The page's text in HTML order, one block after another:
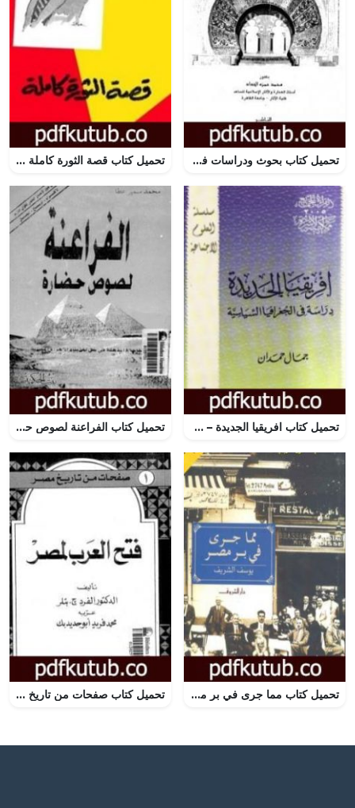
تحميل كتاب بحوث ودراسات في العمارة الإسلامية PDF تأليف محمد حمزة إسماعيل الحداد مجانا [كامل] تحميل كتاب قصة الثورة كاملة PDF تأليف محمد أنور السادات مجانا [كامل]
تحميل كتاب افريقيا الجديدة – دراسة فى الجغرافيا السياسية PDF تأليف جمال حمدان مجانا [كامل] تحميل كتاب الفراعنة لصوص حضارة PDF تأليف محمد سمير عطا مجانا [كامل]
تحميل كتاب مما جرى في بر مصر PDF تأليف يوسف الشريف مجانا [كامل] تحميل كتاب صفحات من تاريخ مصر: فتح العرب لمصر PDF تأليف ألفرد ج. بتلر مجانا [كامل]